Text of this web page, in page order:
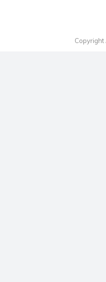
Copyright